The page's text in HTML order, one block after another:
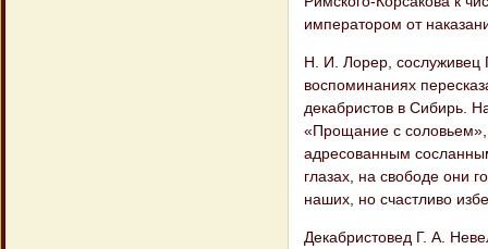
императором от
Н. И. Лорер, сослуживец
воспоминаниях
декабристов в Сибирь.
«Прощание с соловьем»,
адресованным
глазах, на свободе они
наших, но счастливо
Декабристовед Г. А.